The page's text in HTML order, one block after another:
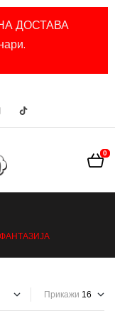
ДОСТАВА
0
ФАНТАЗИЈА
Прикажи